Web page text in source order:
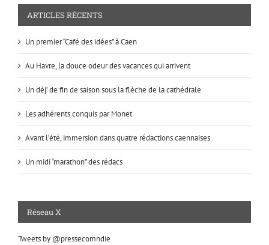
ARTICLES RÉCENTS
Un premier “Café des idées” à Caen
Au Havre, la douce odeur des vacances qui arrivent
Un déj’ de fin de saison sous la flèche de la cathédrale
Les adhérents conquis par Monet
Avant l’été, immersion dans quatre rédactions caennaises
Un midi “marathon” des rédacs
Réseau X
Tweets by @pressecomndie